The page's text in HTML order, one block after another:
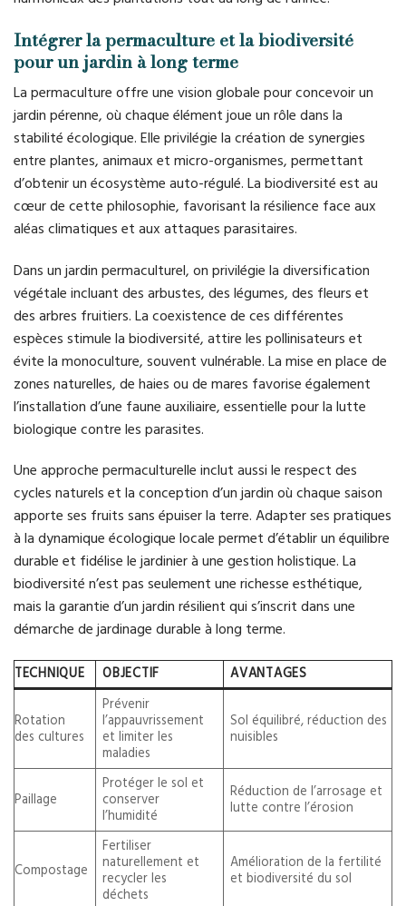
Intégrer la permaculture et la biodiversité
pour un jardin à long terme
La permaculture offre une vision globale pour concevoir un
jardin pérenne, où chaque élément joue un rôle dans la
stabilité écologique. Elle privilégie la création de synergies
entre plantes, animaux et micro-organismes, permettant
d’obtenir un écosystème auto-régulé. La biodiversité est au
cœur de cette philosophie, favorisant la résilience face aux
aléas climatiques et aux attaques parasitaires.
Dans un jardin permaculturel, on privilégie la diversification
végétale incluant des arbustes, des légumes, des fleurs et
des arbres fruitiers. La coexistence de ces différentes
espèces stimule la biodiversité, attire les pollinisateurs et
évite la monoculture, souvent vulnérable. La mise en place de
zones naturelles, de haies ou de mares favorise également
l’installation d’une faune auxiliaire, essentielle pour la lutte
biologique contre les parasites.
Une approche permaculturelle inclut aussi le respect des
cycles naturels et la conception d’un jardin où chaque saison
apporte ses fruits sans épuiser la terre. Adapter ses pratiques
à la dynamique écologique locale permet d’établir un équilibre
durable et fidélise le jardinier à une gestion holistique. La
biodiversité n’est pas seulement une richesse esthétique,
mais la garantie d’un jardin résilient qui s’inscrit dans une
démarche de jardinage durable à long terme.
TECHNIQUE OBJECTIF AVANTAGES
Rotation
des cultures
Prévenir
l’appauvrissement
et limiter les
maladies
Sol équilibré, réduction des
nuisibles
Paillage
Protéger le sol et
conserver
l’humidité
Réduction de l’arrosage et
lutte contre l’érosion
Compostage
Fertiliser
naturellement et
recycler les
déchets
Amélioration de la fertilité
et biodiversité du sol